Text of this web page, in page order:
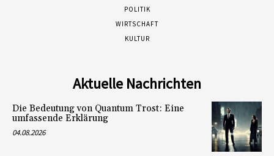
POLITIK
WIRTSCHAFT
KULTUR
Aktuelle Nachrichten
Die Bedeutung von Quantum Trost: Eine
umfassende Erklärung
04.08.2026